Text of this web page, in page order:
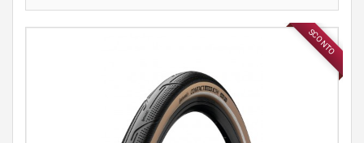
SCONTO
COMPONENTI MTB / CITY